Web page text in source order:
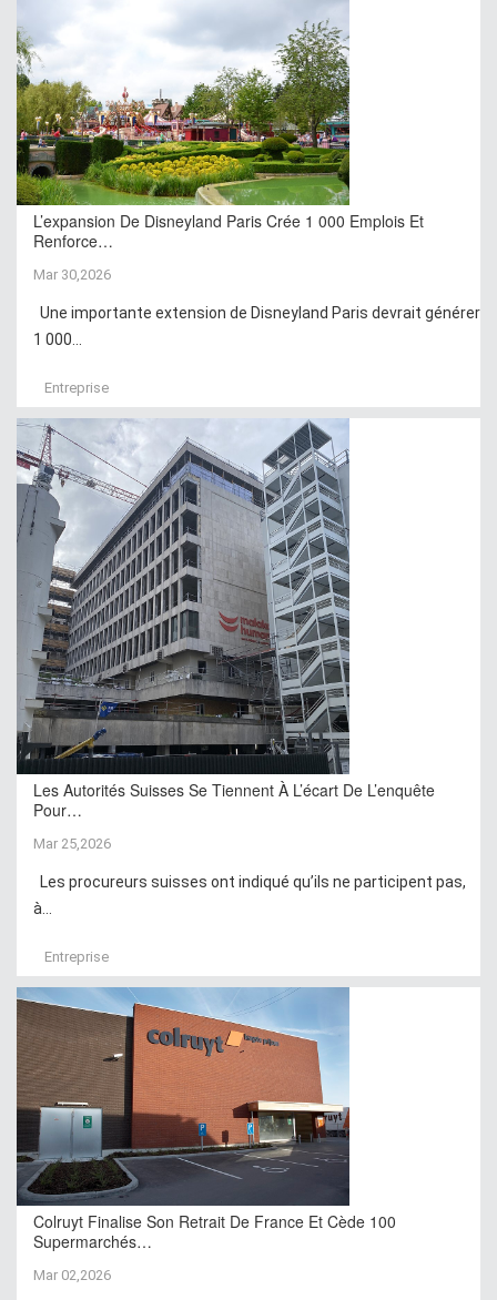
L’expansion De Disneyland Paris Crée 1 000 Emplois Et
Renforce…
Mar 30,2026
Une importante extension de Disneyland Paris devrait générer
1 000...
Entreprise
Les Autorités Suisses Se Tiennent À L’écart De L’enquête
Pour…
Mar 25,2026
Les procureurs suisses ont indiqué qu’ils ne participent pas,
à...
Entreprise
Colruyt Finalise Son Retrait De France Et Cède 100
Supermarchés…
Mar 02,2026